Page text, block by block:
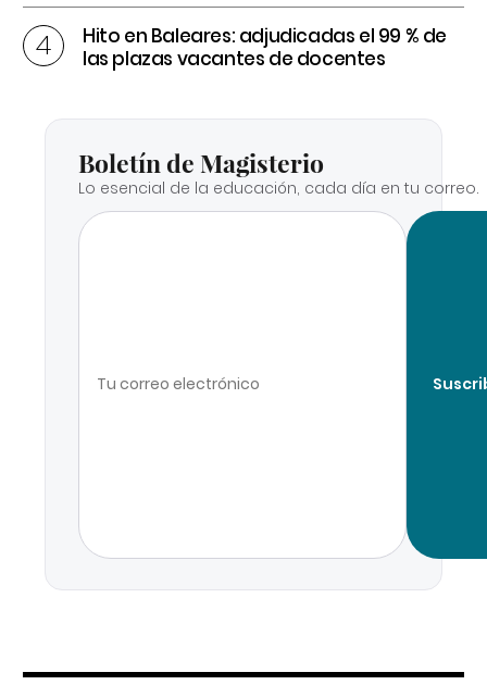
Hito en Baleares: adjudicadas el 99 % de
las plazas vacantes de docentes
Boletín de Magisterio
Lo esencial de la educación, cada día en tu correo.